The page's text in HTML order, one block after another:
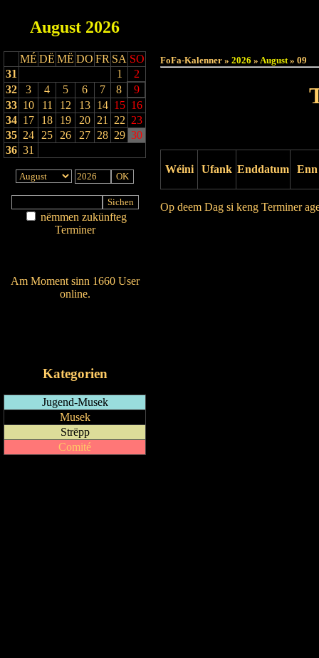
August 2026
MÉ DË MË DO FR SA SO
31
1
2
32
3 4 5 6 7 8
9
33 10 11 12 13 14 15 16
34 17 18 19 20 21 22 23
35 24 25 26 27 28 29 30
36 31
nëmmen zukünfteg
Terminer
Am Moment sinn 1660 User
online.
Kategorien
Jugend-Musek
Musek
Strëpp
Comité
FoFa-Kalenner » 2026 » August» 09
Wéini Ufank Enddatum Enn
Op deem Dag si keng Terminer